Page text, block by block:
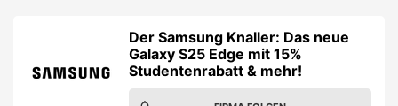
Der Samsung Knaller: Das neue
Galaxy S25 Edge mit 15%
Studentenrabatt & mehr!